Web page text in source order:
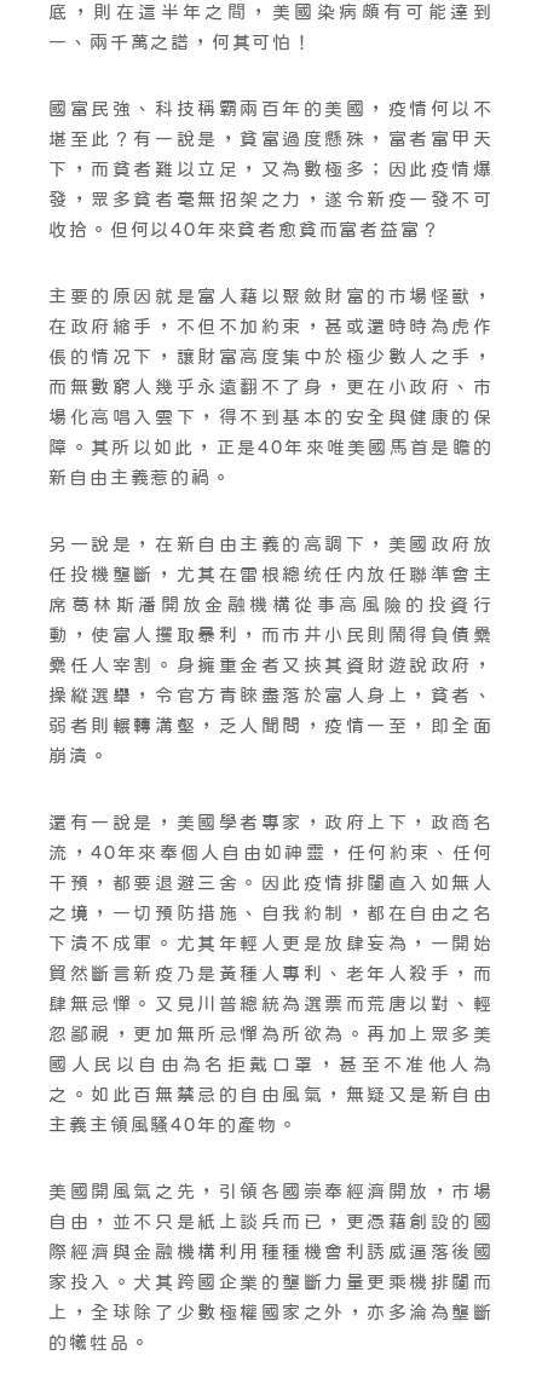
底，則在這半年之間，美國染病頗有可能達到
一、兩千萬之譜，何其可怕！
國富民強、科技稱霸兩百年的美國，疫情何以不
堪至此？有一說是，貧富過度懸殊，富者富甲天
下，而貧者難以立足，又為數極多；因此疫情爆
發，眾多貧者毫無招架之力，遂令新疫一發不可
收拾。但何以40年來貧者愈貧而富者益富？
主要的原因就是富人藉以聚斂財富的市場怪獸，
在政府縮手，不但不加約束，甚或還時時為虎作
倀的情况下，讓財富高度集中於極少數人之手，
而無數窮人幾乎永遠翻不了身，更在小政府、市
場化高唱入雲下，得不到基本的安全與健康的保
障。其所以如此，正是40年來唯美國馬首是瞻的
新自由主義惹的禍。
另一說是，在新自由主義的高調下，美國政府放
任投機壟斷，尤其在雷根總统任内放任聯準會主
席葛林斯潘開放金融機構從事高風險的投資行
動，使富人攫取暴利，而市井小民則鬧得負債纍
纍任人宰割。身擁重金者又挾其資財遊說政府，
操縱選舉，令官方青睞盡落於富人身上，貧者、
弱者則輾轉溝壑，乏人聞問，疫情一至，即全面
崩潰。
還有一說是，美國學者專家，政府上下，政商名
流，40年來奉個人自由如神靈，任何約束、任何
干預，都要退避三舍。因此疫情排闥直入如無人
之境，一切預防措施、自我約制，都在自由之名
下潰不成軍。尤其年輕人更是放肆妄為，一開始
貿然斷言新疫乃是黃種人專利、老年人殺手，而
肆無忌憚。又見川普總統為選票而荒唐以對、輕
忽鄙視，更加無所忌憚為所欲為。再加上眾多美
國人民以自由為名拒戴口罩，甚至不准他人為
之。如此百無禁忌的自由風氣，無疑又是新自由
主義主領風騷40年的產物。
美國開風氣之先，引領各國崇奉經濟開放，市場
自由，並不只是紙上談兵而已，更憑藉創設的國
際經濟與金融機構利用種種機會利誘威逼落後國
家投入。犬其跨國企業的壟斷力量更乘機排闥而
上，全球除了少數極權國家之外，亦多淪為壟斷
的犧牲品。